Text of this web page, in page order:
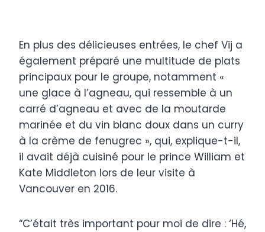
En plus des délicieuses entrées, le chef Vij a
également préparé une multitude de plats
principaux pour le groupe, notamment «
une glace à l’agneau, qui ressemble à un
carré d’agneau et avec de la moutarde
marinée et du vin blanc doux dans un curry
à la crème de fenugrec », qui, explique-t-il,
il avait déjà cuisiné pour le prince William et
Kate Middleton lors de leur visite à
Vancouver en 2016.
“C’était très important pour moi de dire : ‘Hé,